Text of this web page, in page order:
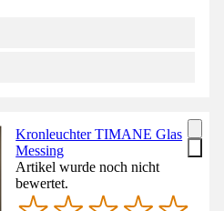
Kronleuchter TIMANE Glas
Messing
Artikel wurde noch nicht
bewertet.